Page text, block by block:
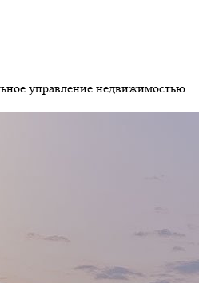
управление недвижимостью